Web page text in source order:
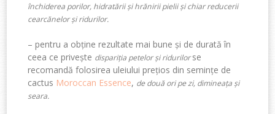
închiderea porilor, hidratării și hrănirii pielii și chiar reducerii
cearcănelor și ridurilor.
– pentru a obține rezultate mai bune și de durată în
ceea ce privește dispariția petelor și ridurilorse
recomandă folosirea uleiului prețios din semințe de
cactus Moroccan Essence, de două ori pe zi, dimineața și
seara.